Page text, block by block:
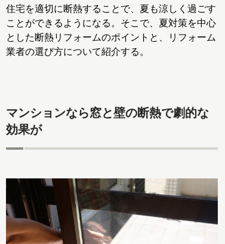
住宅を適切に断熱することで、夏も涼しく過ごす
ことができるようになる。そこで、夏対策を中心
とした断熱リフォームのポイントと、リフォーム
業者の選び方について紹介する。
マンションなら窓と壁の断熱で劇的な
効果が